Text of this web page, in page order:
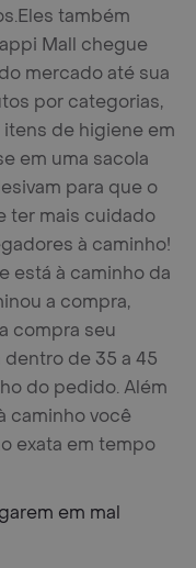
Eles também
Mall chegue
mercado até sua
por categorias,
de higiene em
em uma sacola
para que o
ter mais cuidado
à caminho!
está à caminho da
a compra,
compra seu
de 35 a 45
do pedido. Além
caminho você
exata em tempo
em mal